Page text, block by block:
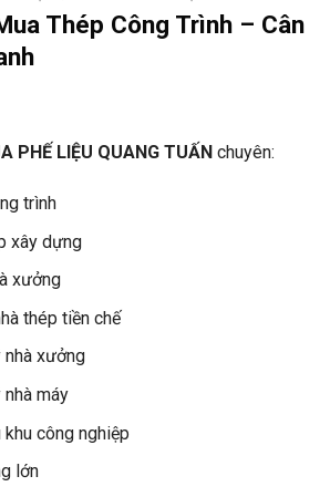
Thép Công Trình – Cân
PHẾ LIỆU QUANG TUẤN chuyên:
trình
xây dựng
xưởng
thép tiền chế
nhà xưởng
nhà máy
khu công nghiệp
lớn